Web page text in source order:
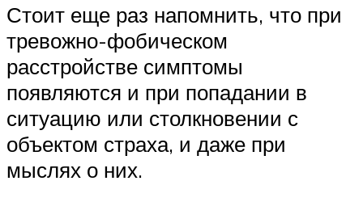
Стоит еще раз напомнить, что при
тревожно-фобическом
расстройстве симптомы
появляются и при попадании в
ситуацию или столкновении с
объектом страха, и даже при
мыслях о них.